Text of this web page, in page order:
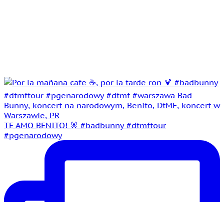
TE AMO BENITO! 🐰 #badbunny #dtmftour
#pgenarodowy